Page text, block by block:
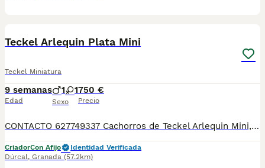
Teckel Arlequin Plata Mini
Teckel Miniatura
9 semanas
Edad
1 1
Sexo
750 €
Precio
CONTACTO 627749337 Cachorros de Teckel Arlequin Mini, se entregan vacunados, desparasitados con su cartilla veterinaria. Criador profesional con afijo de la RSCE y FCI Centro de cria autorizado con núcleo zoológico Registro de criador autorizado
CriadorCon Afijo
Identidad Verificada
Dúrcal, Granada (57.2km)